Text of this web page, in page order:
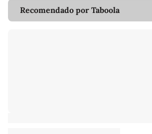
Recomendado por Taboola